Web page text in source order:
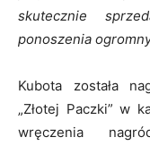
skutecznie
ponoszenia
Kubota została
„Złotej Paczki” w
wręczenia